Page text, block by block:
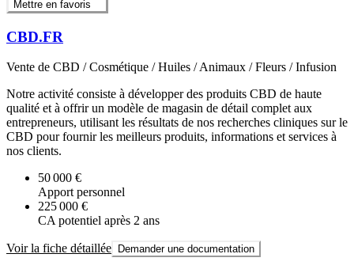
Mettre en favoris
CBD.FR
Vente de CBD / Cosmétique / Huiles / Animaux / Fleurs / Infusion
Notre activité consiste à développer des produits CBD de haute
qualité et à offrir un modèle de magasin de détail complet aux
entrepreneurs, utilisant les résultats de nos recherches cliniques sur le
CBD pour fournir les meilleurs produits, informations et services à
nos clients.
50 000 €
Apport personnel
225 000 €
CA potentiel après 2 ans
Voir la fiche détaillée Demander une documentation